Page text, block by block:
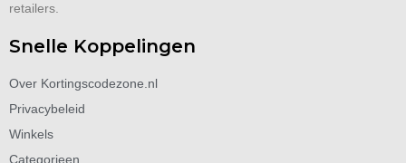
retailers.
Snelle Koppelingen
Over Kortingscodezone.nl
Privacybeleid
Winkels
Categorieen